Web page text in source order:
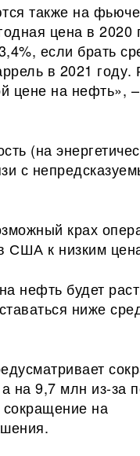
также на
цена в 2020
если брать
в 2021 году.
цене на нефть», –
(на
с
крах
США к низким
нефть будет
ниже
на 9,7 млн из-за
на